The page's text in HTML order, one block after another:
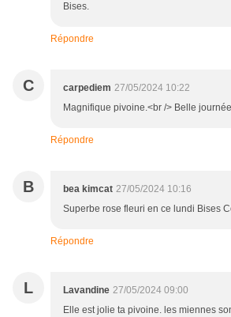
Bises.
Répondre
C carpediem 27/05/2024 10:22
Magnifique pivoine.<br /> Belle
Répondre
B bea kimcat 27/05/2024 10:16
Superbe rose fleuri en ce lundi Bises
Répondre
L Lavandine 27/05/2024 09:00
Elle est jolie ta pivoine. les miennes